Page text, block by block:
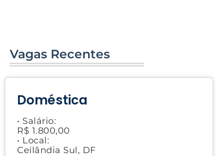
Vagas Recentes
Doméstica
• Salário:
R$ 1.800,00
• Local:
Ceilândia Sul, DF